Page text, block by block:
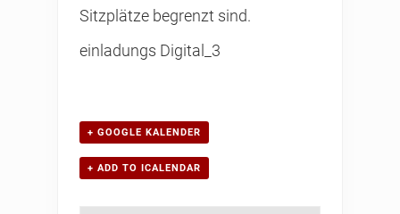
Sitzplätze begrenzt sind.
einladungs Digital_3
+ GOOGLE KALENDER
+ ADD TO ICALENDAR